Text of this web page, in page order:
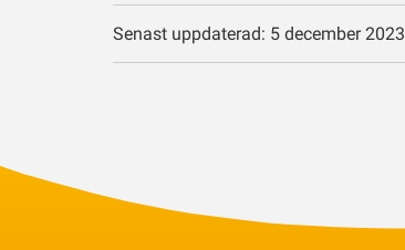
Senast uppdaterad: 5 december 2023